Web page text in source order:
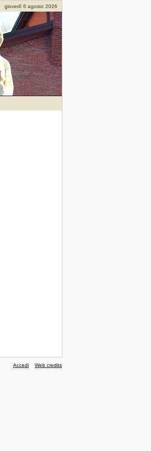
giovedì 6 agosto 2026
Accedi Web credits